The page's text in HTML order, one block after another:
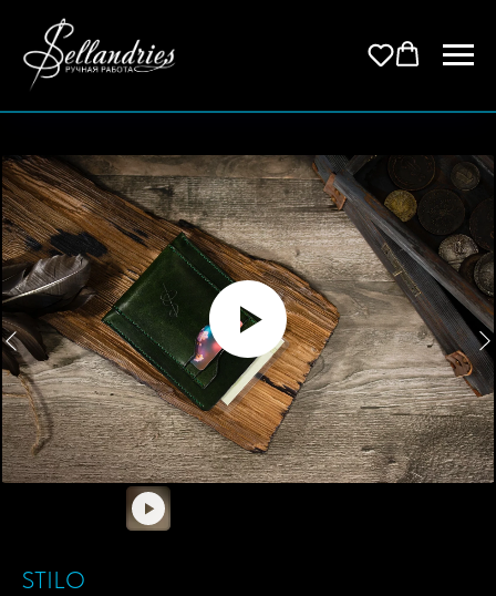
STILO